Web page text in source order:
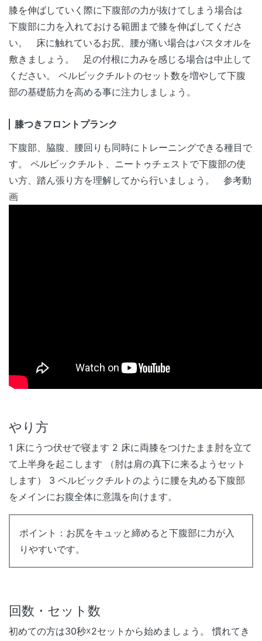
膝を伸ばしていく際に下腹部の力が抜けてしまう場合は
下腹部に力を入れておける範囲まで膝を伸ばしてくださ
い。 床に触れているお尻、腰が痛い場合はバスタオルを
敷きましょう。 足の付根に力みを感じる場合は中止して
ください。 ペルビックチルトのセット数を増やして下腹
部の基礎筋力を高める事に注力しましょう。
膝つきフロントプランク
下腹部、脇腹、腰回りも同時にトレーニングできる種目で
す。 ペルビックチルト、ニートゥチェストで下腹部の使
い方、踏ん張り方を理解してから行いましょう。 参考動
画
やり方
1 床にうつ伏せで寝ます 2 床に両膝をつけたまま肘を立て
て上半身を起こします （肘は肩の真下に来るようセット
します） 3 ペルビックチルトのように腰を丸める下腹部
をメインにお腹全体に意識を向けます。
ポイント：お尻をキュッと締めると下腹部に力が入
りやすいです。
回数・セット数
初めての方は30秒☓2セットから始めましょう。 慣れてき